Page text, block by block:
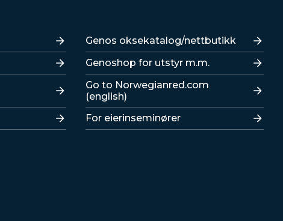
Lenker
Genos oksekatalog/nettbutikk
Genoshop for utstyr m.m.
Go to Norwegianred.com
(english)
For eierinseminører